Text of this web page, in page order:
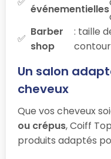
événementielles
Barber
shop
: taille
Un salon
cheveux
Que vos cheveux
ou crépus, Coiff
produits adaptés